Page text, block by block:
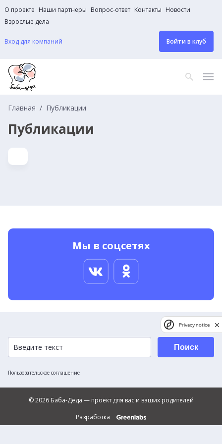
О проекте Наши партнеры Вопрос-ответ Контакты Новости
Взрослые дела
Вход для компаний Войти в клуб
Главная Публикации
Публикации
Мы в соцсетях
Пользовательское соглашение
Поиск
© 2026 Баба-Деда — проект для вас и ваших родителей
Разработка
Privacy notice